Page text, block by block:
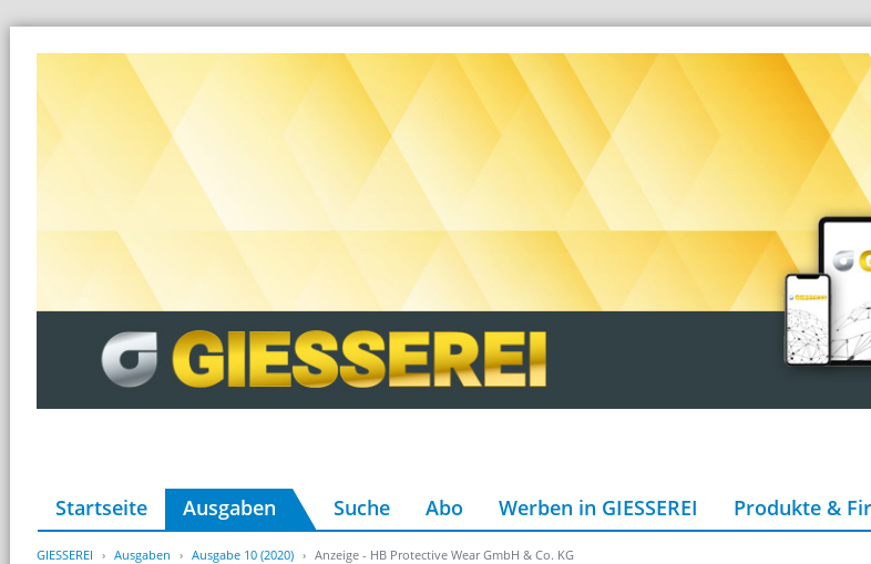
Startseite Ausgaben Suche Abo Werben in GIESSEREI Produkte &
GIESSEREI Ausgaben Ausgabe 10 (2020) Anzeige - HB Protective Wear GmbH & Co. KG